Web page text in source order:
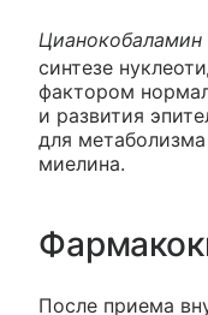
синтезе
фактором
и развития
для
миелина.
После приема